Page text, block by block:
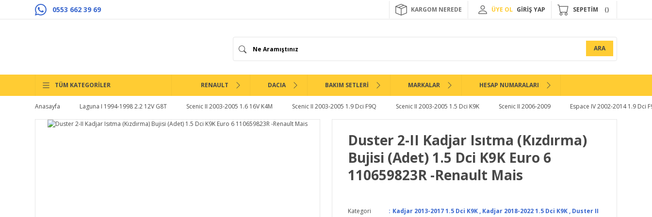
0553 662 39 69 KARGOM NEREDE ÜYE OL GİRİŞ YAP SEPETİM
ARA
TÜM KATEGORİLER RENAULT DACIA BAKIM SETLERİ MARKALAR HESAP NUMARALARI
Anasayfa Laguna I 1994-1998 2.2 12V G8T Scenic II 2003-2005 1.6 16V K4M Scenic II 2003-2005 1.9 Dci F9Q Scenic II 2003-2005 1.5 Dci K9K Scenic II 2006-2009 Espace IV 2002-2014 1.9 Dci
Duster 2-II Kadjar Isıtma (Kızdırma)
Bujisi (Adet) 1.5 Dci K9K Euro 6
110659823R -Renault Mais
Kategori Kadjar 2013-2017 1.5 Dci K9K , Kadjar 2018-2022 1.5 Dci K9K , Duster II